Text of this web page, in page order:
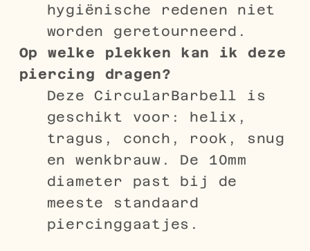
hygiënische redenen niet
worden geretourneerd.
Op welke plekken kan ik deze
piercing dragen?
Deze CircularBarbell is
geschikt voor: helix,
tragus, conch, rook, snug
en wenkbrauw. De 10mm
diameter past bij de
meeste standaard
piercinggaatjes.